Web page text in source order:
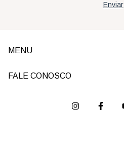
MENU
FALE CONOSCO